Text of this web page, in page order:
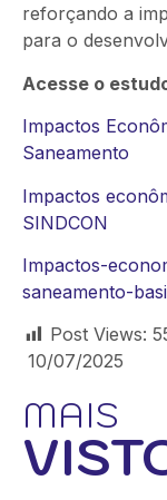
reforçando a
para o
Acesse o
Impactos
Saneamento
Impactos
SINDCON
Impactos-
saneamento-
Post Views:
10/07/2025
MAIS